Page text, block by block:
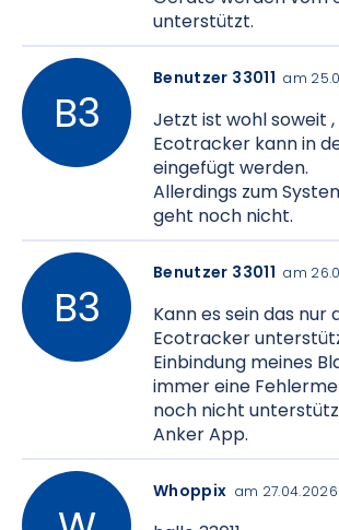
unterstützt.
Benutzer 33011 am
Jetzt ist wohl soweit
Ecotracker kann in
eingefügt werden.
Allerdings zum
geht noch nicht.
Benutzer 33011 am
Kann es sein das nur
Ecotracker
Einbindung meines
immer eine
noch nicht
Anker App.
Whoppix am